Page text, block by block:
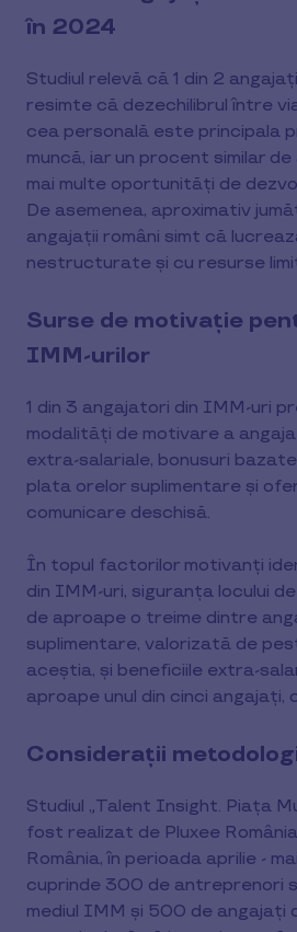
în 2024
Studiul relevă că 1 din 2
resimte că dezechilibrul între
cea personală este principala
muncă, iar un procent similar
mai multe oportunități de
De asemenea, aproximativ
angajații români simt că
nestructurate și cu resurse
Surse de motivație
IMM-urilor
1 din 3 angajatori din IMM-uri
modalități de motivare a
extra-salariale, bonusuri
plata orelor suplimentare și
comunicare deschisă.
În topul factorilor motivanți
din IMM-uri, siguranța locului
de aproape o treime dintre
suplimentare, valorizată de
aceștia, și beneficiile extra-
aproape unul din cinci angajați,
Considerații
Studiul „Talent Insight. Piața
fost realizat de Pluxee
România, în perioada aprilie -
cuprinde 300 de antreprenori
mediul IMM și 500 de angajați